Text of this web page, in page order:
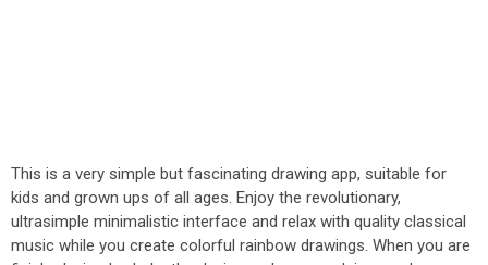
This is a very simple but fascinating drawing app, suitable for
kids and grown ups of all ages. Enjoy the revolutionary,
ultrasimple minimalistic interface and relax with quality classical
music while you create colorful rainbow drawings. When you are